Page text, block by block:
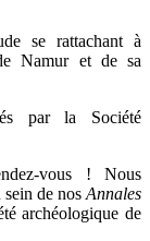
se rattachant à
Namur et de sa
par la Société
vous ! Nous
de nos Annales
archéologique de